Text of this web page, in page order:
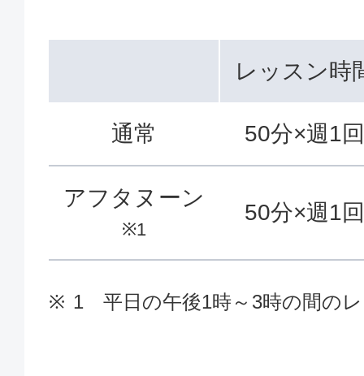
レッスン時
通常 50分×週1
アフタヌーン
※1
50分×週1
1 平日の午後1時～3時の間の